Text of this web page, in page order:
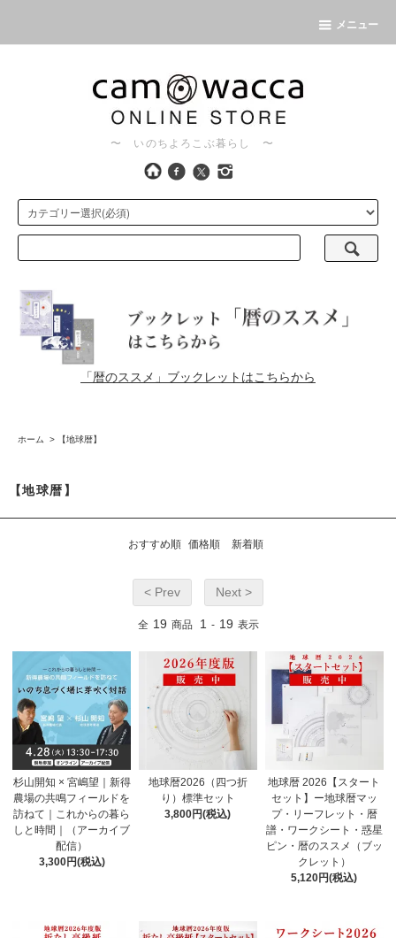
メニュー
〜 いのちよろこぶ暮らし 〜
「暦のススメ」ブックレットはこちらから
ホーム > 【地球暦】
【地球暦】
おすすめ順 価格順 新着順
< Prev Next >
全 19 商品 1 - 19 表示
杉山開知 × 宮嶋望｜新得
農場の共鳴フィールドを
訪ねて｜これからの暮ら
しと時間｜（アーカイブ
配信）
3,300円(税込)
地球暦2026（四つ折
り）標準セット
3,800円(税込)
地球暦 2026【スタート
セット】ー地球暦マッ
プ・リーフレット・暦
譜・ワークシート・惑星
ピン・暦のススメ（ブッ
クレット）
5,120円(税込)